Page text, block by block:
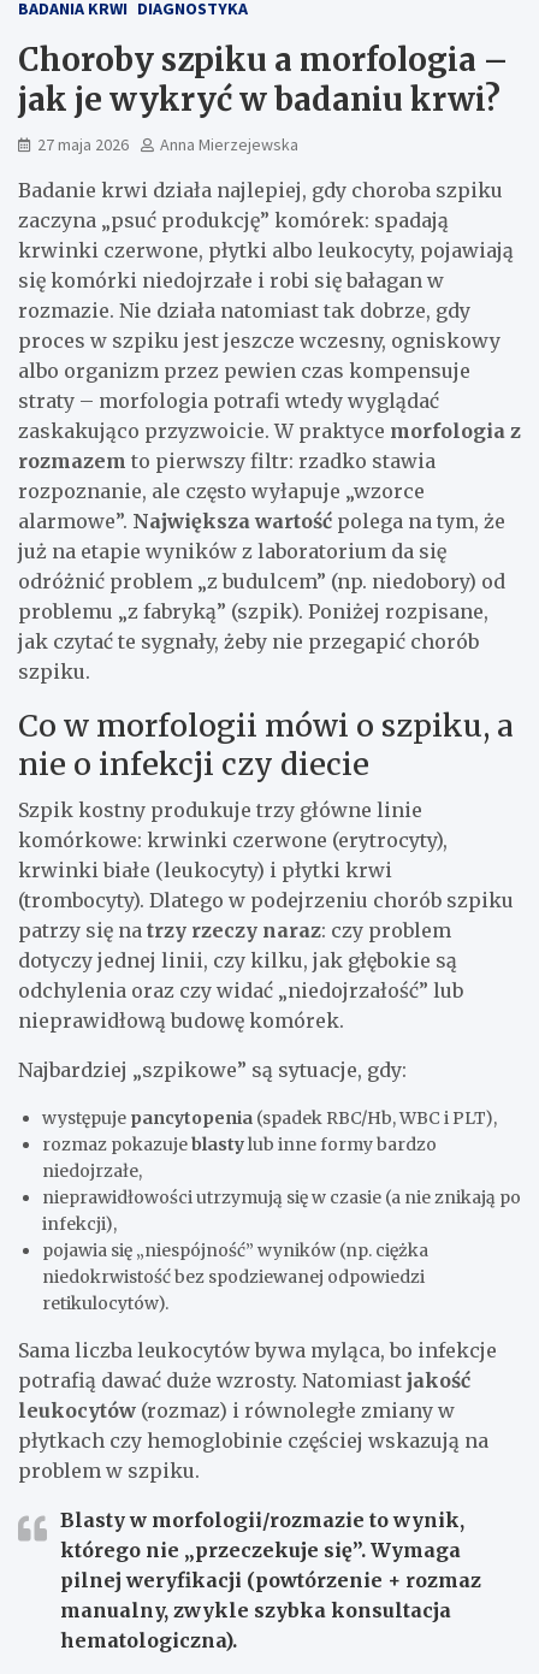
BADANIA KRWI DIAGNOSTYKA
Choroby szpiku a morfologia –
jak je wykryć w badaniu krwi?
27 maja 2026 Anna Mierzejewska
Badanie krwi działa najlepiej, gdy choroba szpiku
zaczyna „psuć produkcję” komórek: spadają
krwinki czerwone, płytki albo leukocyty, pojawiają
się komórki niedojrzałe i robi się bałagan w
rozmazie. Nie działa natomiast tak dobrze, gdy
proces w szpiku jest jeszcze wczesny, ogniskowy
albo organizm przez pewien czas kompensuje
straty – morfologia potrafi wtedy wyglądać
zaskakująco przyzwoicie. W praktyce morfologia z
rozmazem to pierwszy filtr: rzadko stawia
rozpoznanie, ale często wyłapuje „wzorce
alarmowe”. Największa wartość polega na tym, że
już na etapie wyników z laboratorium da się
odróżnić problem „z budulcem” (np. niedobory) od
problemu „z fabryką” (szpik). Poniżej rozpisane,
jak czytać te sygnały, żeby nie przegapić chorób
szpiku.
Co w morfologii mówi o szpiku, a
nie o infekcji czy diecie
Szpik kostny produkuje trzy główne linie
komórkowe: krwinki czerwone (erytrocyty),
krwinki białe (leukocyty) i płytki krwi
(trombocyty). Dlatego w podejrzeniu chorób szpiku
patrzy się na trzy rzeczy naraz: czy problem
dotyczy jednej linii, czy kilku, jak głębokie są
odchylenia oraz czy widać „niedojrzałość” lub
nieprawidłową budowę komórek.
Najbardziej „szpikowe” są sytuacje, gdy:
występuje pancytopenia (spadek RBC/Hb, WBC i PLT),
rozmaz pokazujeblastylub inne formy bardzo
niedojrzałe,
nieprawidłowości utrzymują się w czasie (a nie znikają po
infekcji),
pojawia się „niespójność” wyników (np. ciężka
niedokrwistość bez spodziewanej odpowiedzi
retikulocytów).
Sama liczba leukocytów bywa myląca, bo infekcje
potrafią dawać duże wzrosty. Natomiast jakość
leukocytów (rozmaz) i równoległe zmiany w
płytkach czy hemoglobinie częściej wskazują na
problem w szpiku.
Blasty w morfologii/rozmazie to wynik,
którego nie „przeczekuje się”. Wymaga
pilnej weryfikacji (powtórzenie + rozmaz
manualny, zwykle szybka konsultacja
hematologiczna).